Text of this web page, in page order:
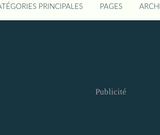
PRINCIPALES PAGES
Publicité